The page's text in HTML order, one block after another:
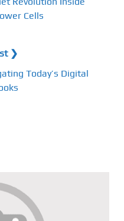
Cells
❯
Today’s Digital